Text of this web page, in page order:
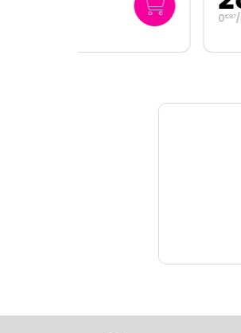
/unité